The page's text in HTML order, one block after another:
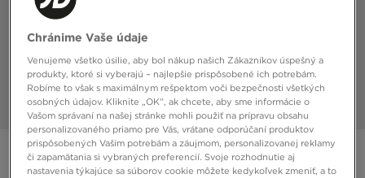
NIKE AIR VAPORMAX EVO
Chránime Vaše údaje
Venujeme všetko úsilie, aby bol nákup našich Zákazníkov úspešný a
produkty, ktoré si vyberajú – najlepšie prispôsobené ich potrebám.
Robíme to však s maximálnym rešpektom voči bezpečnosti všetkých
osobných údajov. Kliknite „OK”, ak chcete, aby sme informácie o
Vašom správaní na našej stránke mohli použiť na prípravu obsahu
personalizovaného priamo pre Vás, vrátane odporúčaní produktov
prispôsobených Vašim potrebám a záujmom, personalizovanej reklamy
či zapamätania si vybraných preferencií. Svoje rozhodnutie aj
nastavenia týkajúce sa súborov cookie môžete kedykoľvek zmeniť, a to